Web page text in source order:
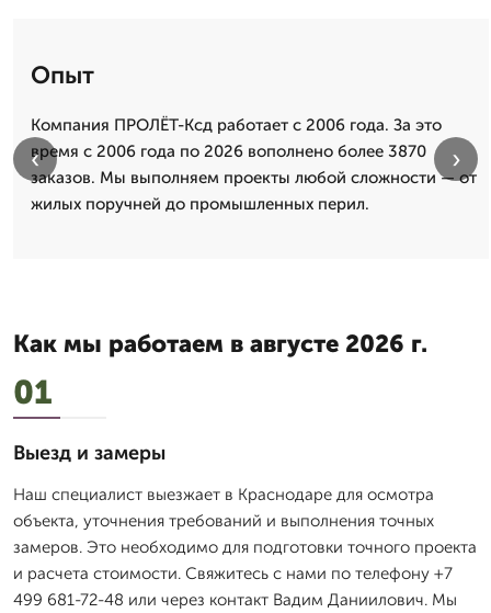
Опыт
Компания ПРОЛЁТ-Ксд работает с 2006 года. За это
время с 2006 года по 2026 вополнено более 3870
заказов. Мы выполняем проекты любой сложности — от
жилых поручней до промышленных перил.
‹ ›
Как мы работаем в августе 2026 г.
01
Выезд и замеры
Наш специалист выезжает в Краснодаре для осмотра
объекта, уточнения требований и выполнения точных
замеров. Это необходимо для подготовки точного проекта
и расчета стоимости. Свяжитесь с нами по телефону +7
499 681-72-48 или через контакт Вадим Даниилович. Мы